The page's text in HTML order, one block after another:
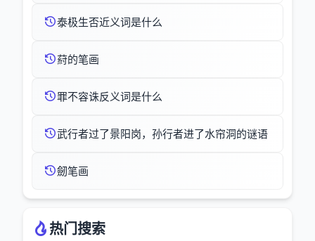
泰极生否近义词是什么
葤的笔画
罪不容诛反义词是什么
武行者过了景阳岗，孙行者进了水帘洞的谜语
劒笔画
热门搜索